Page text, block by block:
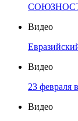
Видео
Видео
23 февраля
Видео